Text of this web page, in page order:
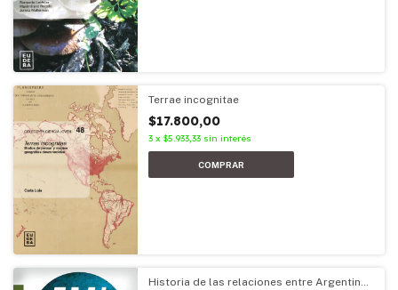
Terrae incognitae
$17.800,00
3 x $5.933,33 sin interés
Historia de las relaciones entre Argentina